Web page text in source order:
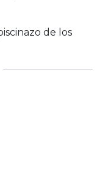
de los